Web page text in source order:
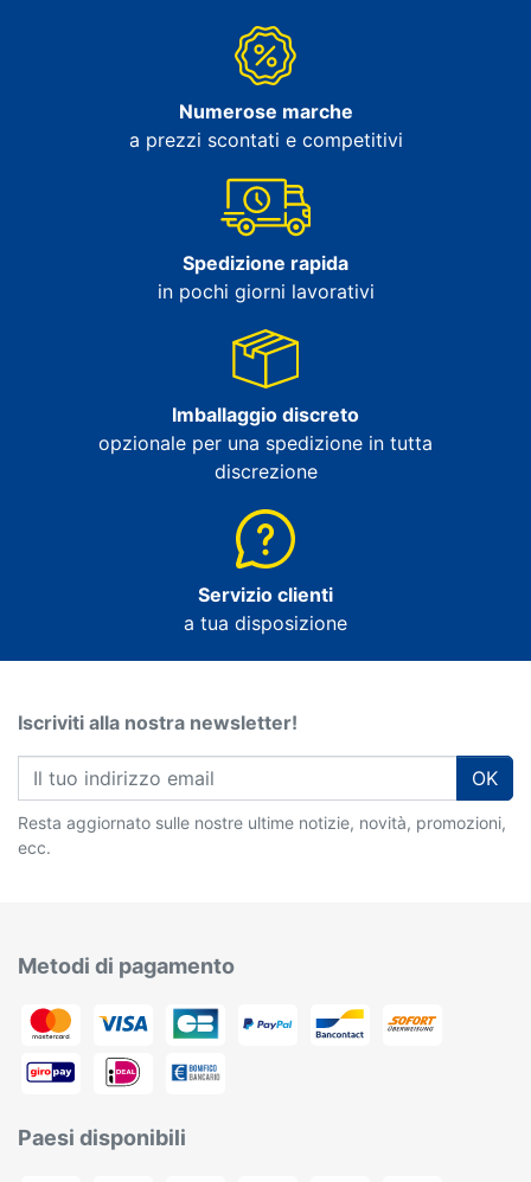
Numerose marche
a prezzi scontati e competitivi
Spedizione rapida
in pochi giorni lavorativi
Imballaggio discreto
opzionale per una spedizione in tutta
discrezione
Servizio clienti
a tua disposizione
Iscriviti alla nostra newsletter!
OK
Resta aggiornato sulle nostre ultime notizie, novità, promozioni,
ecc.
Metodi di pagamento
Paesi disponibili